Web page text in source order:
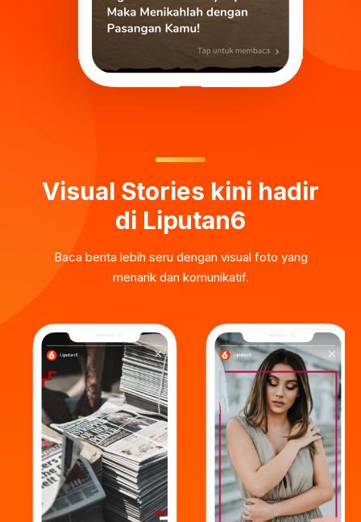
Visual Stories kini hadir
di Liputan6
Baca berita lebih seru dengan visual foto yang
menarik dan komunikatif.